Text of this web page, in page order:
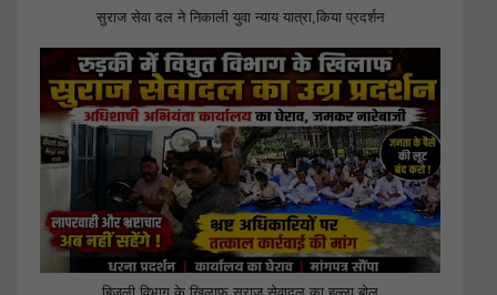
सुराज सेवा दल ने निकाली युवा न्याय यात्रा,किया प्रदर्शन